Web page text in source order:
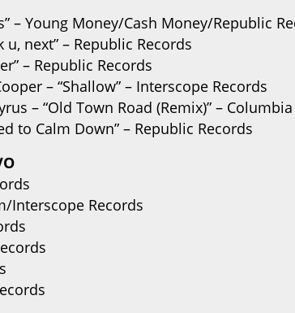
– Young Money/Cash Money/Republic
u, next” – Republic Records
– Republic Records
– “Shallow” – Interscope Records
– “Old Town Road (Remix)” –
to Calm Down” – Republic Records
Interscope Records